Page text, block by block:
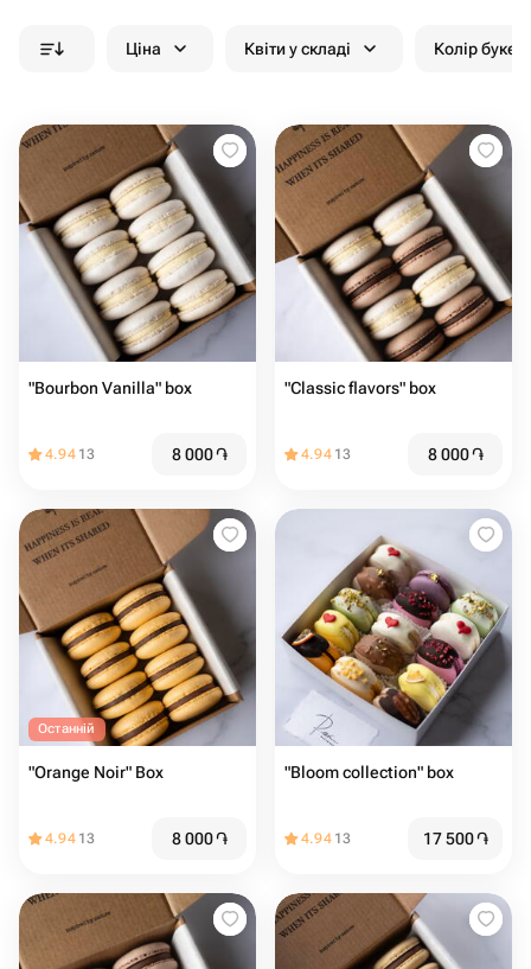
Ціна Квіти у складі Колір
"Bourbon Vanilla" box
4.94 13 8 000֏
"Classic flavors" box
4.94 13 8 000֏
Останній
"Orange Noir" Box
4.94 13 8 000֏
"Bloom collection" box
4.94 13 17 500֏